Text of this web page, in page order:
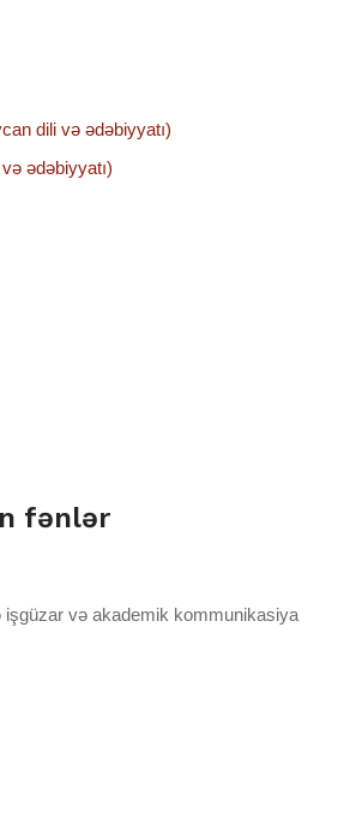
dili və ədəbiyyatı)
ədəbiyyatı)
fənlər
işgüzar və akademik kommunikasiya